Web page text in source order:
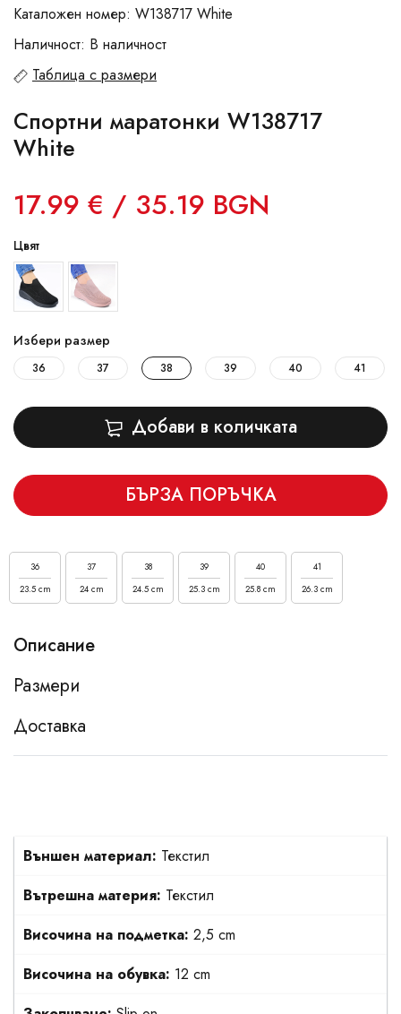
Каталожен номер: W138717 White
Наличност: В наличност
Таблица с размери
Спортни маратонки W138717
White
17.99 € / 35.19 BGN
Цвят
Избери размер
36 37 38 39 40 41
Добави в количката
БЪРЗА ПОРЪЧКА
36
23.5 cm
37
24 cm
38
24.5 cm
39
25.3 cm
40
25.8 cm
41
26.3 cm
Описание
Размери
Доставка
Външен материал: Текстил
Вътрешна материя: Текстил
Височина на подметка: 2,5 cm
Височина на обувка: 12 cm